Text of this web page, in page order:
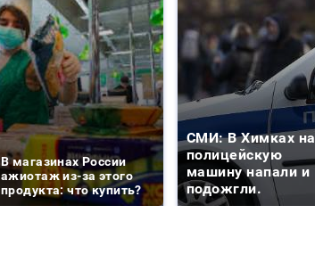
В магазинах России
ажиотаж из-за этого
продукта: что купить?
СМИ: В Химках на
полицейскую
машину напали и
подожгли.